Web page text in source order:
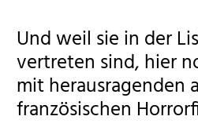
Und weil sie in der
vertreten sind, hier
mit herausragenden
französischen